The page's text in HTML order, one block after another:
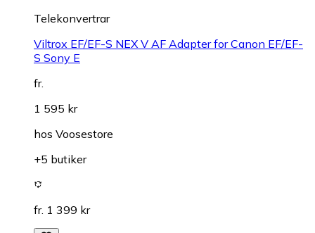
Telekonvertrar
Viltrox EF/EF-S NEX V AF Adapter for Canon EF/EF-
S Sony E
fr.
1 595 kr
hos Voosestore
+5 butiker
fr. 1 399 kr